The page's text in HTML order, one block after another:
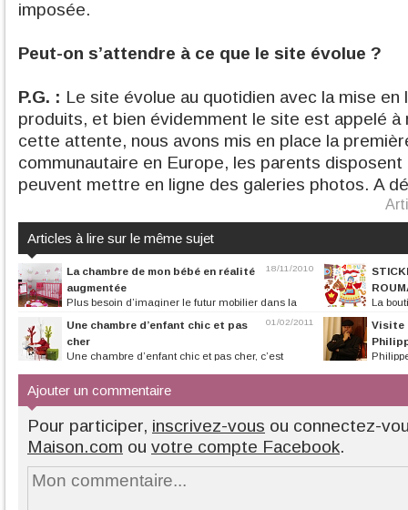
imposée.
Peut-on s’attendre à ce que le site évolue ?
P.G. : Le site évolue au quotidien avec la mise en
produits, et bien évidemment le site est appelé à
cette attente, nous avons mis en place la
communautaire en Europe, les parents
peuvent mettre en ligne des galeries photos. A
Articles à lire sur le même sujet
18/11/2010
La chambre de mon bébé en réalité
augmentée
Plus besoin d’imaginer le futur mobilier dans la
La
ouverte, vous
01/02/2011
Une chambre d’enfant chic et pas
cher
Une chambre d’enfant chic et pas cher, c’est
Visite
Ajouter un commentaire
Pour participer, inscrivez-vous ou connectez-
Maison.com ou votre compte Facebook.